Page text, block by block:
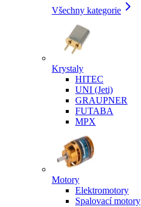
Všechny kategorie
Krystaly
HITEC
UNI (Jeti)
GRAUPNER
FUTABA
MPX
Motory
Elektromotory
Spalovací motory